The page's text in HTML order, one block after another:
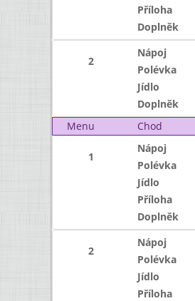
Příloha
Doplněk
2
Nápoj
Polévka
Jídlo
Doplněk
Menu
Chod
1
Nápoj
Polévka
Jídlo
Příloha
Doplněk
2
Nápoj
Polévka
Jídlo
Příloha